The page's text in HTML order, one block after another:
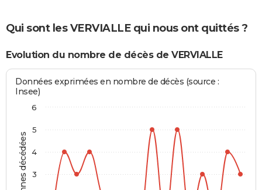
Qui sont les VERVIALLE qui nous ont quittés ?
Evolution du nombre de décès de VERVIALLE
Données exprimées en nombre de décès (source :
Insee)
3
4
5
6